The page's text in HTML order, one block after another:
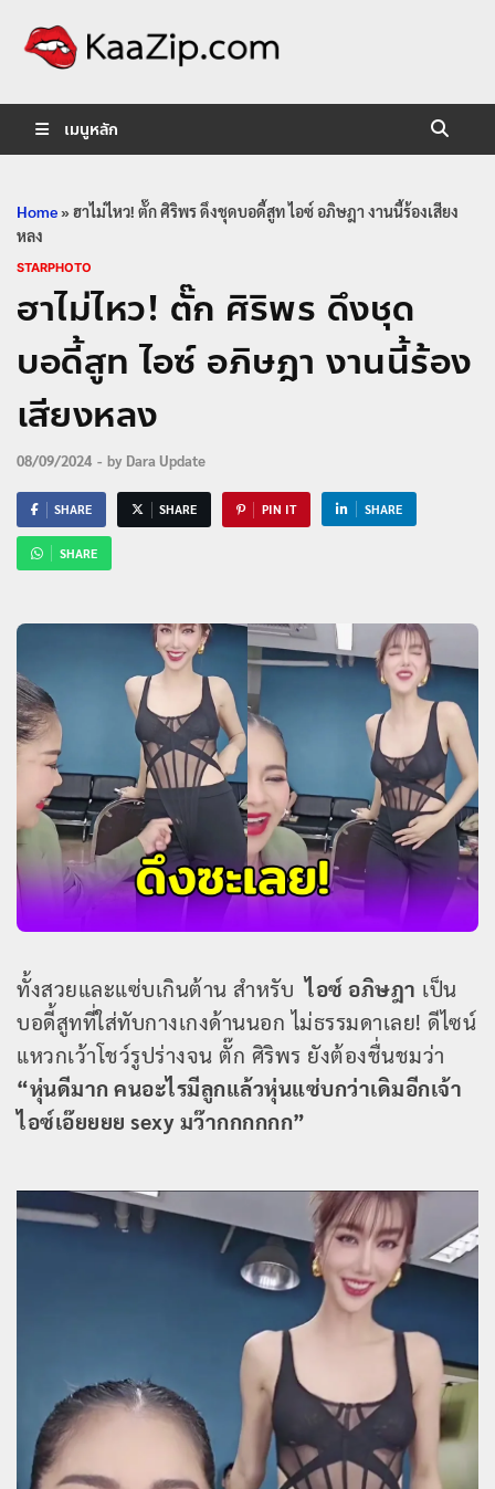
เมนูหลัก
Home»ฮาไม่ไหว! ตั๊ก ศิริพร ดึงชุดบอดี้สูท ไอซ์ อภิษฎา งานนี้ร้องเสียง
หลง
STARPHOTO
ฮาไม่ไหว! ตั๊ก ศิริพร ดึงชุด
บอดี้สูท ไอซ์ อภิษฎา งานนี้ร้อง
เสียงหลง
08/09/2024 - by Dara Update
SHARE SHARE PIN IT SHARE
SHARE
ทั้งสวยและแซ่บเกินต้าน สำหรับ ไอซ์ อภิษฎา เป็น
บอดี้สูทที่ใส่ทับกางเกงด้านนอก ไม่ธรรมดาเลย! ดีไซน์
แหวกเว้าโชว์รูปร่างจน ตั๊ก ศิริพร ยังต้องชื่นชมว่า
“หุ่นดีมาก คนอะไรมีลูกแล้วหุ่นแซ่บกว่าเดิมอีกเจ้า
ไอซ์เอ๊ยยยย sexy มว๊ากกกกกก”